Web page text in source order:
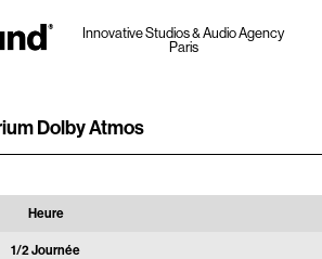
Innovative Studios & Audio Agency
Paris
Dolby Atmos
Heure
1/2 Journée